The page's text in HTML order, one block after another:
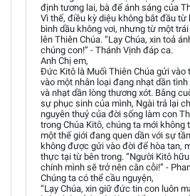
định tương lai, bà để ánh sáng của
Vì thế, điều kỳ diệu không bắt đầu từ
bình dầu không vơi, nhưng từ một
lên Thiên Chúa. “Lạy Chúa, xin toả
chúng con!” - Thánh Vịnh đáp ca.
Anh Chị em,
Đức Kitô là Muối Thiên Chúa gửi vào
vào một nhân loại đang nhạt dần
và nhạt dần lòng thương xót. Bằng
sự phục sinh của mình, Ngài trả lại
nguyên thuỷ của đời sống làm con
trong Chúa Kitô, chúng ta mới không
một thế giới đang quen dần với sự
không được gửi vào đời để hòa tan,
thực tại từ bên trong. “Người Kitô
chính mình sẽ trở nên cằn cỗi!” -
Chúng ta có thể cầu nguyện,
“Lạy Chúa, xin giữ đức tin con luôn